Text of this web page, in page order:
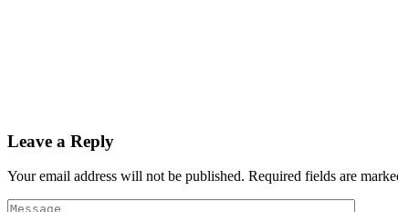
Leave a Reply
Your email address will not be published. Required fields are